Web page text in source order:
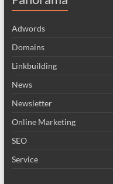
Adwords
Domains
Linkbuilding
News
Newsletter
Online Marketing
SEO
Service